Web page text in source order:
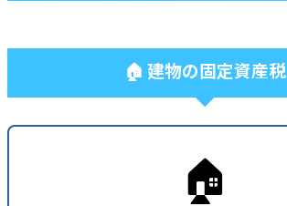
🏠 建物の固定資産税
🏠